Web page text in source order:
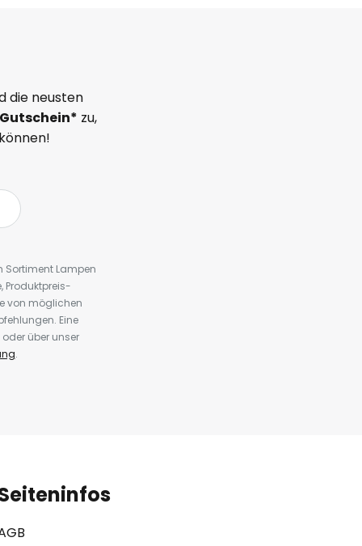
die neusten
zu,
Sortiment Lampen
Produktpreis-
von möglichen
Eine
über unser
.